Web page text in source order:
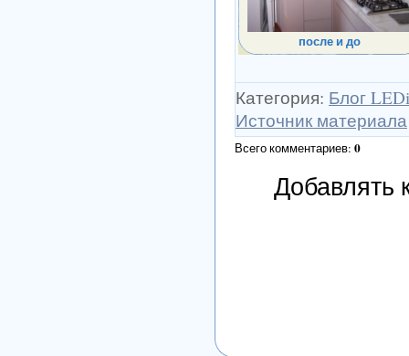
после и до
Категория: Блог
Источник материала
Всего комментариев: 0
Добавлять